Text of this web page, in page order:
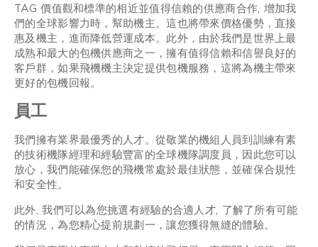
TAG 價值觀和標準的相近並值得信賴的供應商合作, 增加我
們的全球影響力時，幫助機主。這也將帶來價格優勢，直接
惠及機主，進而降低營運成本。此外，由於我們是世界上最
成熟和最大的包機供應商之一，擁有值得信賴和信譽良好的
客戶群，如果飛機機主決定提供包機服務，這將為機主帶來
更好的包機回報。
員工
我們擁有業界最優秀的人才。從敬業的機組人員到訓練有素
的技術機隊經理和經驗豐富的全球機隊調度員，因此您可以
放心，我們能確保您的飛機常處於最佳狀態，並確保合規性
和安全性。
此外, 我們可以為您挑選有經驗的合適人才, 了解了所有可能
的情況，為您精心提前規劃一，讓您獲得無縫的體驗。